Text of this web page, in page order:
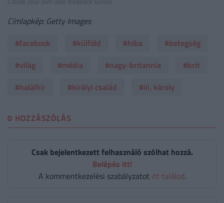
Create your own user feedback survey
Címlapkép: Getty Images
#facebook
#külföld #hiba
#betegség
#világ
#média #nagy-britannia
#brit
#halálhír
#királyi család #iii. károly
0 HOZZÁSZÓLÁS
Csak bejelentkezett felhasználó szólhat hozzá.
Belépés itt!
A kommentkezelési szabályzatot itt találod.